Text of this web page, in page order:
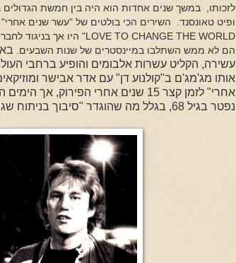
לזכותו, במשך שנים אחדות הוא היה בין חמשת הגדולים
ופיט טאונסנד. השירים הכי בולטים של "עשר שנים
LOVE TO CHANGE THE WORLD " היו אך בניגוד
הם לא ממש השתלבו במיינסטרים של שנות השבעים.
עשירה, הקליט עשרות אלבומים והופיע ברחבי
אותו מג'מג'ם ב"קולנוע דן" עם אדר אבישר
אחרי" לזמן קצר 15 שנים אחרי
נפטר בגיל 68, בגלל מה שהוגדר "סיבוך בניתוח שגרתי".